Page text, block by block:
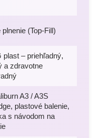
plnenie (Top-Fill)
plast – priehľadný,
a zdravotne
A3 / A3S
plastové balenie,
s návodom na